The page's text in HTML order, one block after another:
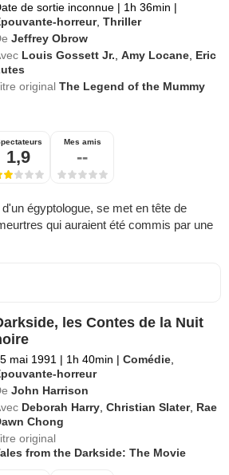
de sortie inconnue | 1h 36min |
horreur,Thriller
Jeffrey Obrow
Louis Gossett Jr. ,Amy Locane Eric
originalThe Legend of the Mummy
1,9
Mes amis
--
égyptologue, se met en tête de
qui auraient été commis par une
les Contes de la Nuit
mai 1991 | 1h 40min | Comédie
horreur
John Harrison
Deborah Harry ,Christian Slater, Rae
Chong
original
from the Darkside: The Movie